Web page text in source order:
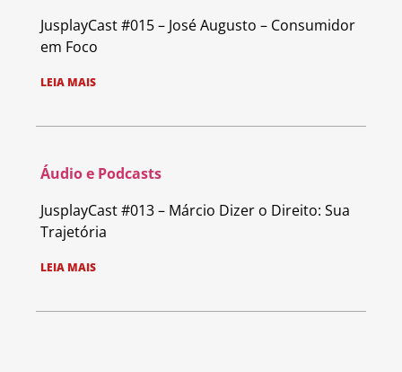
JusplayCast #015 – José Augusto – Consumidor
em Foco
LEIA MAIS
Áudio e Podcasts
JusplayCast #013 – Márcio Dizer o Direito: Sua
Trajetória
LEIA MAIS